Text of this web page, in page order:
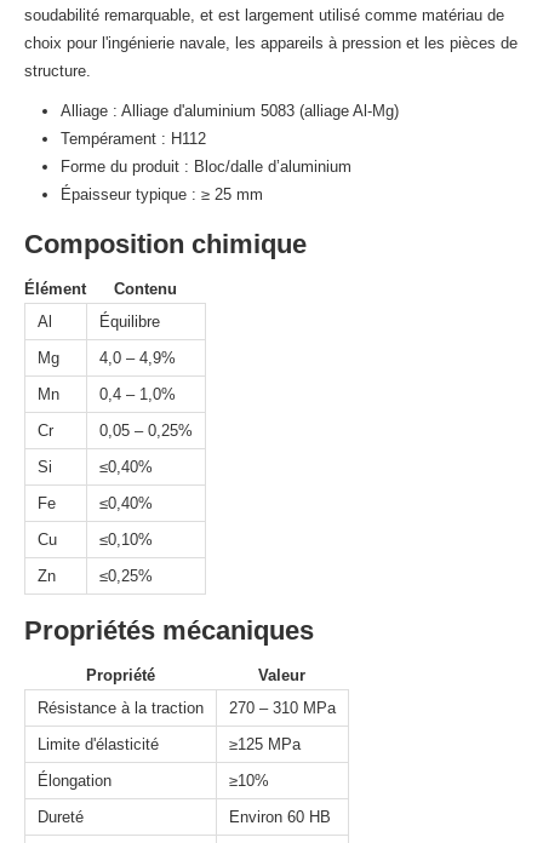
soudabilité remarquable, et est largement utilisé comme matériau de
choix pour l'ingénierie navale, les appareils à pression et les pièces de
structure.
Alliage : Alliage d'aluminium 5083 (alliage Al-Mg)
Tempérament : H112
Forme du produit : Bloc/dalle d’aluminium
Épaisseur typique : ≥ 25 mm
Composition chimique
Élément
Contenu
Al
Équilibre
Mg
4,0 – 4,9%
Mn
0,4 – 1,0%
Cr
0,05 – 0,25%
Si
≤0,40%
Fe
≤0,40%
Cu
≤0,10%
Zn
≤0,25%
Propriétés mécaniques
Propriété
Valeur
Résistance à la traction
270 – 310 MPa
Limite d'élasticité
≥125 MPa
Élongation
≥10%
Dureté
Environ 60 HB